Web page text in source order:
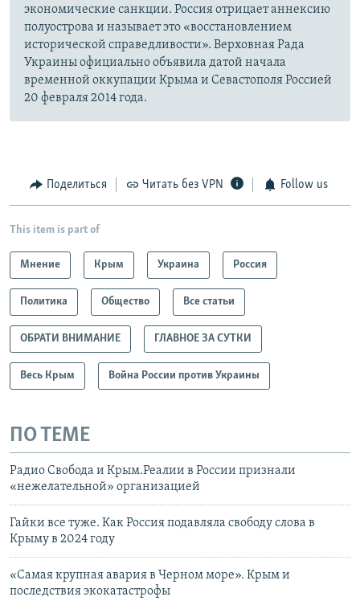
экономические санкции. Россия отрицает аннексию
полуострова и называет это «восстановлением
исторической справедливости». Верховная Рада
Украины официально объявила датой начала
временной оккупации Крыма и Севастополя Россией
20 февраля 2014 года.
Поделиться Читать без VPN Follow us
This item is part of
Мнение Крым Украина Россия
Политика Общество Все статьи
ОБРАТИ ВНИМАНИЕ ГЛАВНОЕ ЗА СУТКИ
Весь Крым Война России против Украины
ПО ТЕМЕ
Радио Свобода и Крым.Реалии в России признали
«нежелательной» организацией
Гайки все туже. Как Россия подавляла свободу слова в
Крыму в 2024 году
«Самая крупная авария в Черном море». Крым и
последствия экокатастрофы